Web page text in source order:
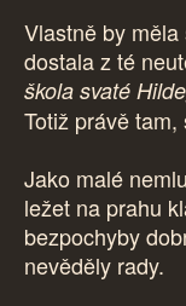
Vlastně by
dostala z té
škola svaté
Totiž právě
Jako malé
ležet na prahu
bezpochyby
nevěděly rady.